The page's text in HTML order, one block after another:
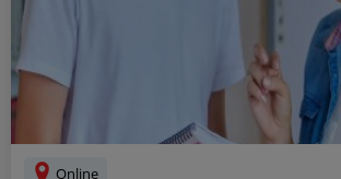
Online